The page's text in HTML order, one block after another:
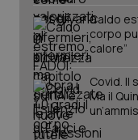
Tiroide
Tumore al
Tumore
Caldo
corpo
calore”
Covid. Il
Ma il